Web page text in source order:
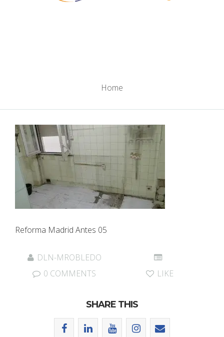
Home
Reforma Madrid Antes 05
DLN-MROBLEDO
0 COMMENTS
LIKE
SHARE THIS